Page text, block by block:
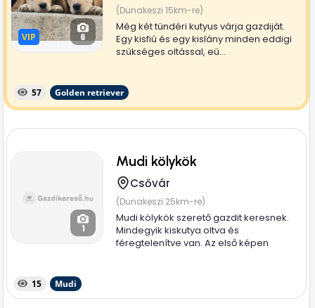
VIP
VIP 6
(Dunakeszi 15km-re)
Még két tündéri kutyus várja gazdiját.
Egy kisfiú és egy kislány minden eddigi
szükséges oltással, eü...
57 Golden retriever
1
Mudi kölykök
Csővár
(Dunakeszi 25km-re)
Mudi kölykök szerető gazdit keresnek.
Mindegyik kiskutya oltva és
féregtelenítve van. Az első képen
15 Mudi